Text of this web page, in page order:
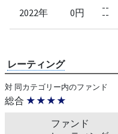
2022年 0円 --
--
レーティング
対 同カテゴリー内のファンド
総合 ★★★★
ファンド